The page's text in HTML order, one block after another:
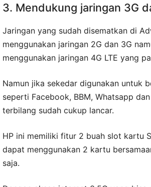
3. Mendukung jaringan 3G
Jaringan yang sudah disematkan di
menggunakan jaringan 2G dan 3G
menggunakan jaringan 4G LTE yang
Namun jika sekedar digunakan untuk
seperti Facebook, BBM, Whatsapp
terbilang sudah cukup lancar.
HP ini memiliki fitur 2 buah slot kartu
dapat menggunakan 2 kartu
saja.